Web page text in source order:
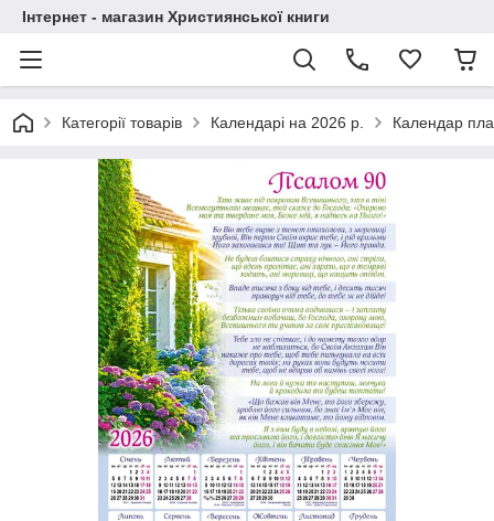
Інтернет - магазин Християнської книги
Категорії товарів Календарі на 2026 р. Календар